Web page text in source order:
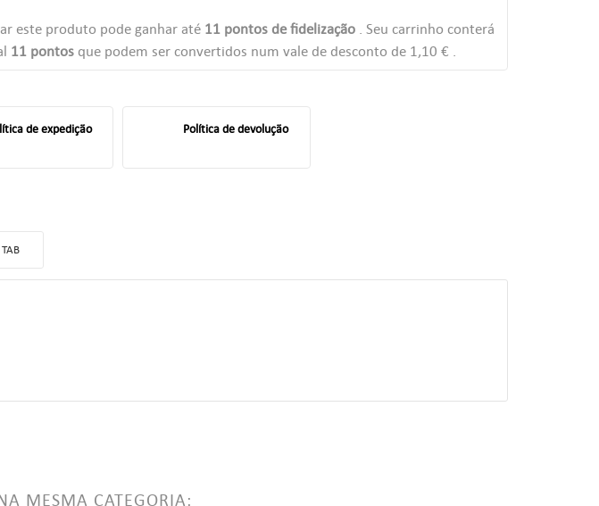
este produto pode ganhar até 11pontos de fidelização. Seu carrinho conterá
11pontosque podem ser convertidos num vale de desconto de 1,10 € .
de expedição Política de devolução
MESMA CATEGORIA:
((LOGINTEXT))